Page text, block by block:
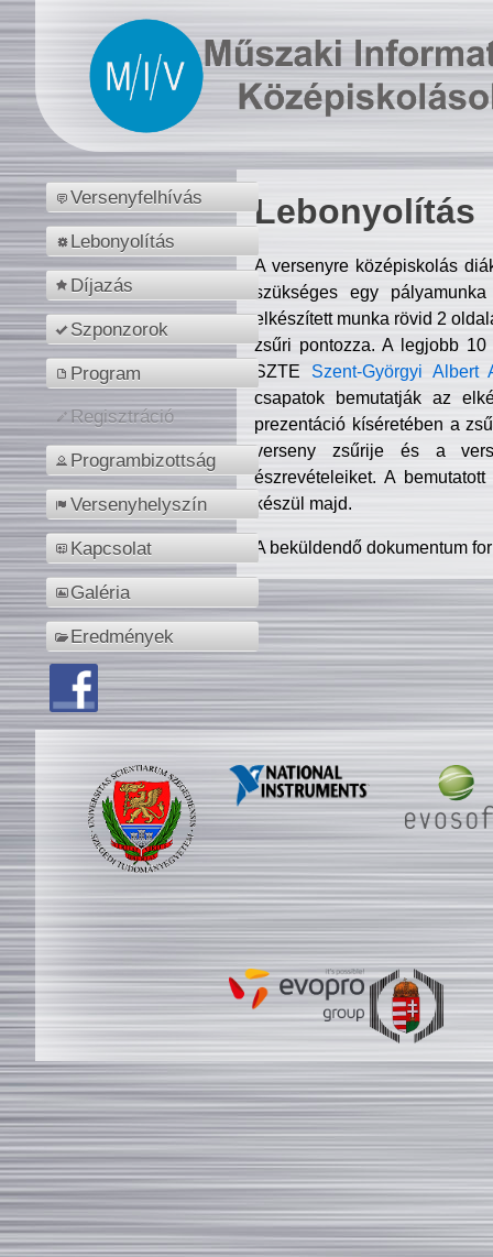
Versenyfelhívás
Lebonyolítás
Díjazás
Szponzorok
Program
Regisztráció
Programbizottság
Versenyhelyszín
Kapcsolat
Galéria
Eredmények
Lebonyolítás
A versenyre középiskolás
szükséges egy
elkészített munka rövid 2
zsűri pontozza. A legjobb
SZTE Szent-Györgyi Albert
csapatok bemutatják az
prezentáció kíséretében a
verseny zsűrije és a
észrevételeiket. A
készül majd.
A beküldendő dokumentum